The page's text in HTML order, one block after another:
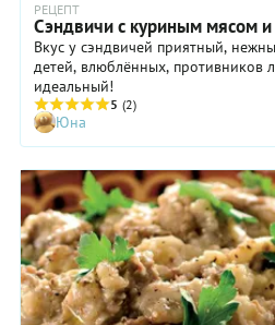
РЕЦЕПТ
Сэндвичи с куриным мясом и
Вкус у сэндвичей приятный,
детей, влюблённых, противников
идеальный!
5 (2)
Юна